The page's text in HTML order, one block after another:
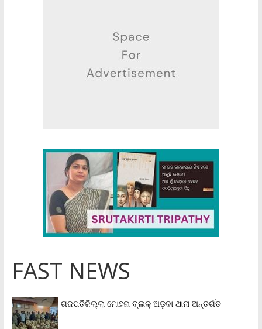
FAST NEWS
ଗଜପତିଜିଲ୍ଲା ମୋହନା ବ୍ଲକ୍‌ ଅଡ଼ବା ଥାନା ଅନ୍ତର୍ଗତ